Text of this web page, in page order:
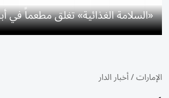
«السلامة الغذائية» تغلق مطعماً في
الإمارات/أخبار الدار